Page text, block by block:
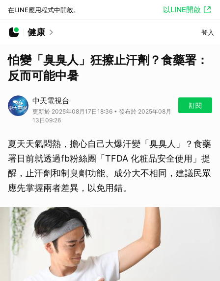
在LINE應用程式中開啟。 以LINE開啟
健康 登入
怕變「臭臭人」狂擦止汗劑？食藥署：
反而可能中暑
中天電視台
更新於 2025年08月17日18:36 • 發布於 2025年08月
13日09:26
訂閱
夏天天氣悶熱，擔心自己大爆汗變「臭臭人」？食藥
署日前就透過fb粉絲團「TFDA 化粧品安全使用」提
醒，止汗劑和制臭劑功能、成分大不相同，建議民眾
應先掌握兩者差異，以免用錯。